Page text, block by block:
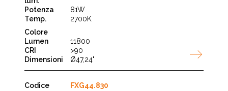
81W
2700K
11800
>90
Ø47,24"
FXG44.830